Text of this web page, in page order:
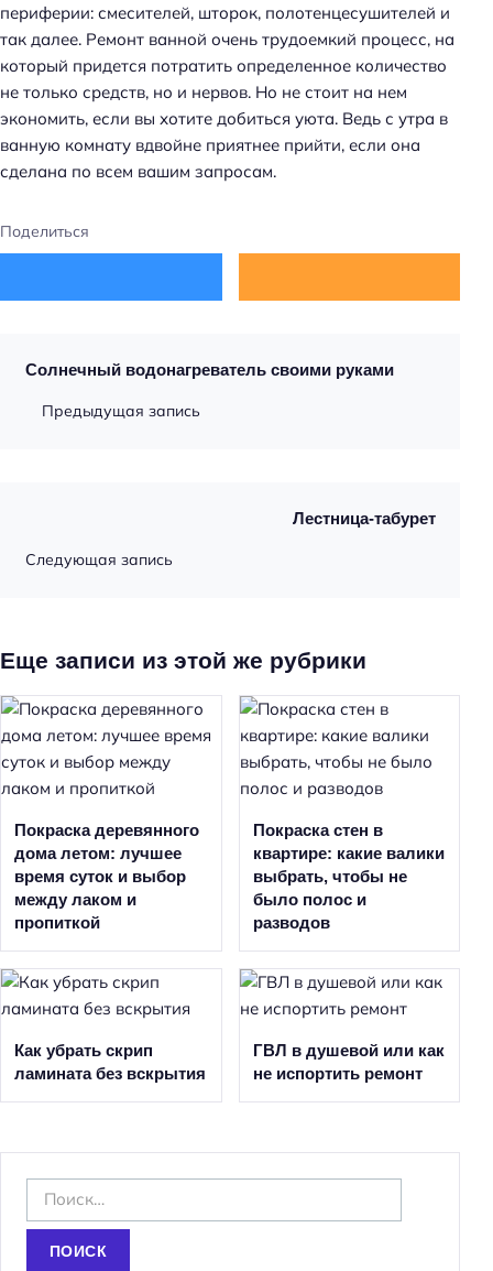
периферии: смесителей, шторок, полотенцесушителей и
так далее. Ремонт ванной очень трудоемкий процесс, на
который придется потратить определенное количество
не только средств, но и нервов. Но не стоит на нем
экономить, если вы хотите добиться уюта. Ведь с утра в
ванную комнату вдвойне приятнее прийти, если она
сделана по всем вашим запросам.
Поделиться
Солнечный водонагреватель своими руками
Предыдущая запись
Лестница-табурет
Следующая запись
Еще записи из этой же рубрики
Покраска деревянного
дома летом: лучшее
время суток и выбор
между лаком и
пропиткой
Покраска стен в
квартире: какие валики
выбрать, чтобы не
было полос и
разводов
Как убрать скрип
ламината без вскрытия
ГВЛ в душевой или как
не испортить ремонт
а